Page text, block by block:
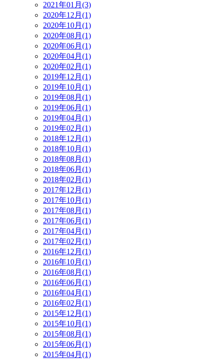
2021年01月(3)
2020年12月(1)
2020年10月(1)
2020年08月(1)
2020年06月(1)
2020年04月(1)
2020年02月(1)
2019年12月(1)
2019年10月(1)
2019年08月(1)
2019年06月(1)
2019年04月(1)
2019年02月(1)
2018年12月(1)
2018年10月(1)
2018年08月(1)
2018年06月(1)
2018年02月(1)
2017年12月(1)
2017年10月(1)
2017年08月(1)
2017年06月(1)
2017年04月(1)
2017年02月(1)
2016年12月(1)
2016年10月(1)
2016年08月(1)
2016年06月(1)
2016年04月(1)
2016年02月(1)
2015年12月(1)
2015年10月(1)
2015年08月(1)
2015年06月(1)
2015年04月(1)